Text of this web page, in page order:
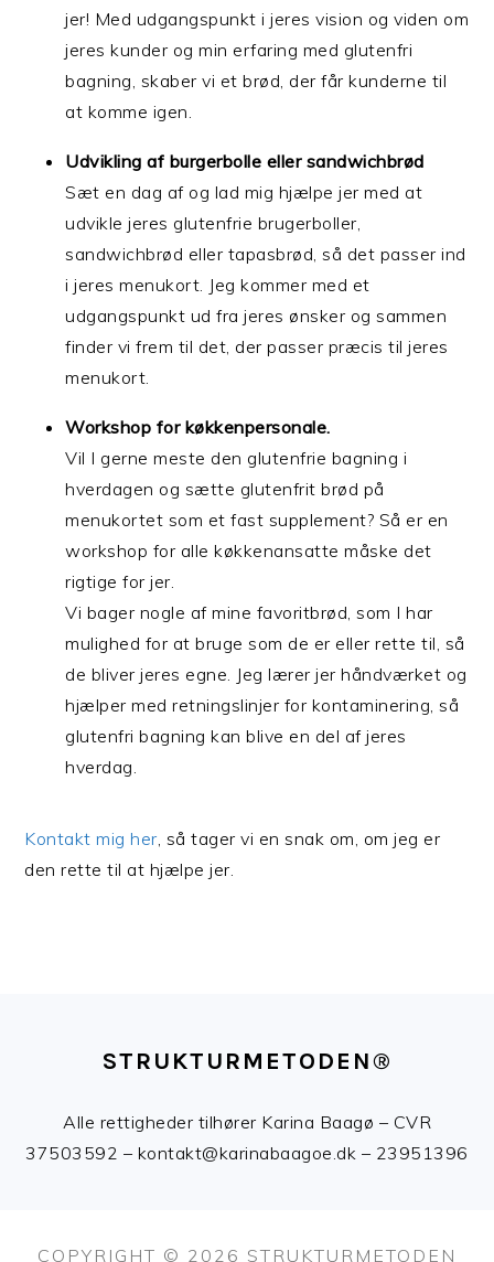
jer! Med udgangspunkt i jeres vision og viden om
jeres kunder og min erfaring med glutenfri
bagning, skaber vi et brød, der får kunderne til
at komme igen.
Udvikling af burgerbolle eller sandwichbrød
Sæt en dag af og lad mig hjælpe jer med at
udvikle jeres glutenfrie brugerboller,
sandwichbrød eller tapasbrød, så det passer ind
i jeres menukort. Jeg kommer med et
udgangspunkt ud fra jeres ønsker og sammen
finder vi frem til det, der passer præcis til jeres
menukort.
Workshop for køkkenpersonale.
Vil I gerne meste den glutenfrie bagning i
hverdagen og sætte glutenfrit brød på
menukortet som et fast supplement? Så er en
workshop for alle køkkenansatte måske det
rigtige for jer.
Vi bager nogle af mine favoritbrød, som I har
mulighed for at bruge som de er eller rette til, så
de bliver jeres egne. Jeg lærer jer håndværket og
hjælper med retningslinjer for kontaminering, så
glutenfri bagning kan blive en del af jeres
hverdag.
Kontakt mig her , så tager vi en snak om, om jeg er
den rette til at hjælpe jer.
STRUKTURMETODEN®
Alle rettigheder tilhører Karina Baagø – CVR
37503592 – kontakt@karinabaagoe.dk – 23951396
COPYRIGHT © 2026 STRUKTURMETODEN